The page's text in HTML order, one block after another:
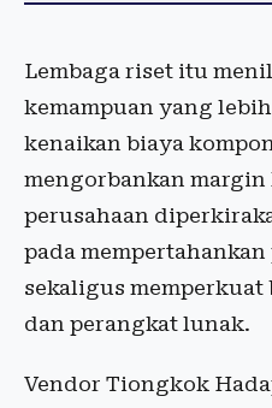
Lembaga riset itu
kemampuan yang
kenaikan biaya
mengorbankan
perusahaan
pada mempertahankan
sekaligus
dan perangkat lunak.
Vendor Tiongkok